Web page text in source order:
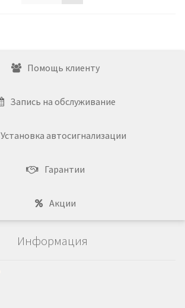
Помощь клиенту
Запись на обслуживание
Установка автосигнализации
Гарантии
Акции
Информация